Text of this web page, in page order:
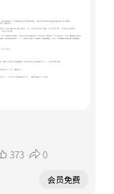
373
0
会员免费